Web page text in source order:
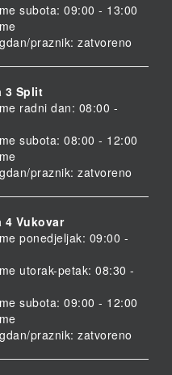
subota: 09:00 - 13:00
praznik: zatvoreno
3 Split
radni dan: 08:00 -
subota: 08:00 - 12:00
praznik: zatvoreno
4 Vukovar
ponedjeljak: 09:00 -
utorak-petak: 08:30 -
subota: 09:00 - 12:00
praznik: zatvoreno